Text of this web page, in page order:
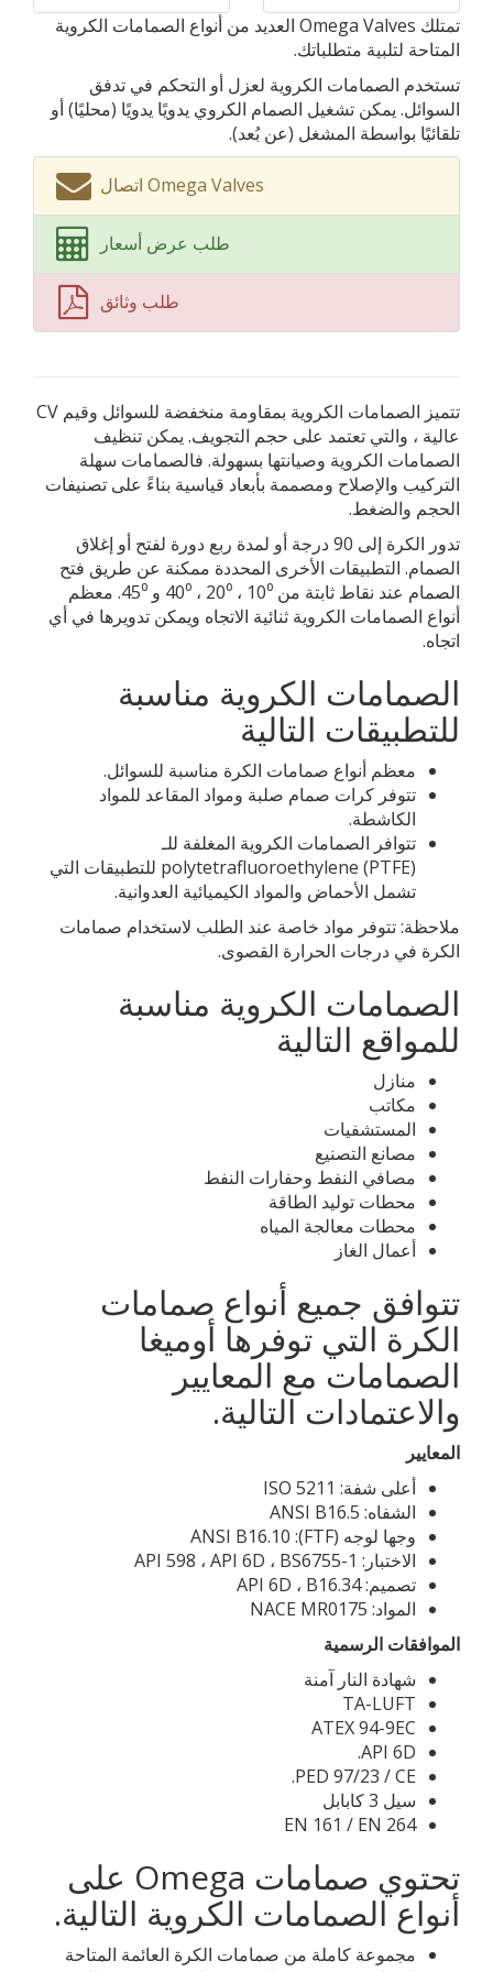
تمتلك Omega Valves العديد من أنواع الصمامات الكروية
المتاحة لتلبية متطلباتك.
تستخدم الصمامات الكروية لعزل أو التحكم في تدفق
السوائل. يمكن تشغيل الصمام الكروي يدويًا يدويًا (محليًا) أو
تلقائيًا بواسطة المشغل (عن بُعد).
اتصال Omega Valves
طلب عرض أسعار
طلب وثائق
تتميز الصمامات الكروية بمقاومة منخفضة للسوائل وقيم CV
عالية ، والتي تعتمد على حجم التجويف. يمكن تنظيف
الصمامات الكروية وصيانتها بسهولة. فالصمامات سهلة
التركيب والإصلاح ومصممة بأبعاد قياسية بناءً على تصنيفات
الحجم والضغط.
تدور الكرة إلى 90 درجة أو لمدة ربع دورة لفتح أو إغلاق
الصمام. التطبيقات الأخرى المحددة ممكنة عن طريق فتح
الصمام عند نقاط ثابتة من 10⁰ ، 20⁰ ، 40⁰ و 45⁰. معظم
أنواع الصمامات الكروية ثنائية الاتجاه ويمكن تدويرها في أي
اتجاه.
الصمامات الكروية مناسبة
للتطبيقات التالية
معظم أنواع صمامات الكرة مناسبة للسوائل.
تتوفر كرات صمام صلبة ومواد المقاعد للمواد
الكاشطة.
تتوافر الصمامات الكروية المغلفة للـ
polytetrafluoroethylene (PTFE) للتطبيقات التي
تشمل الأحماض والمواد الكيميائية العدوانية.
ملاحظة: تتوفر مواد خاصة عند الطلب لاستخدام صمامات
الكرة في درجات الحرارة القصوى.
الصمامات الكروية مناسبة
للمواقع التالية
منازل
مكاتب
المستشفيات
مصانع التصنيع
مصافي النفط وحفارات النفط
محطات توليد الطاقة
محطات معالجة المياه
أعمال الغاز
تتوافق جميع أنواع صمامات
الكرة التي توفرها أوميغا
الصمامات مع المعايير
والاعتمادات التالية.
المعايير
أعلى شفة: ISO 5211
الشفاه: ANSI B16.5
وجها لوجه (FTF): ANSI B16.10
الاختبار: API 598 ، API 6D ، BS6755-1
تصميم: API 6D ، B16.34
المواد: NACE MR0175
الموافقات الرسمية
شهادة النار آمنة
TA-LUFT
ATEX 94-9EC
API 6D.
PED 97/23 / CE.
سيل 3 كابابل
EN 161 / EN 264
تحتوي صمامات Omega على
أنواع الصمامات الكروية التالية.
مجموعة كاملة من صمامات الكرة العائمة المتاحة